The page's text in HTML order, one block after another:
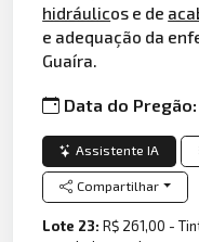
hidráulicos e de
e adequação da
Guaíra.
Data do
Assistente IA
Compartilhar
Lote 23:R$ 261,00 -